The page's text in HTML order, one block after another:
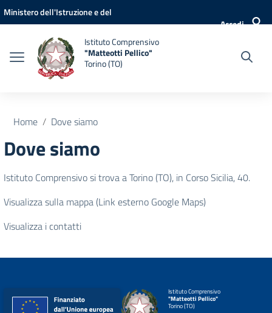
Vai ai contenuti
Vai al menu di navigazione
Vai al footer
Ministero dell'Istruzione e del
Accedi
Istituto Comprensivo
"Matteotti Pellico"
Torino (TO)
Home Dove siamo
Dove siamo
Istituto Comprensivo si trova a Torino (TO), in Corso Sicilia, 40.
Visualizza sulla mappa (Link esterno Google Maps)
Visualizza i contatti
Istituto Comprensivo
"Matteotti Pellico"
Torino (TO)